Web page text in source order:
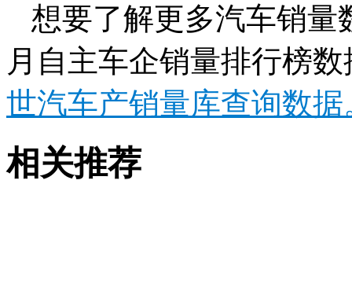
想要了解更多汽车销量
月自主车企销量排行榜
世汽车产销量库查询数据
相关推荐